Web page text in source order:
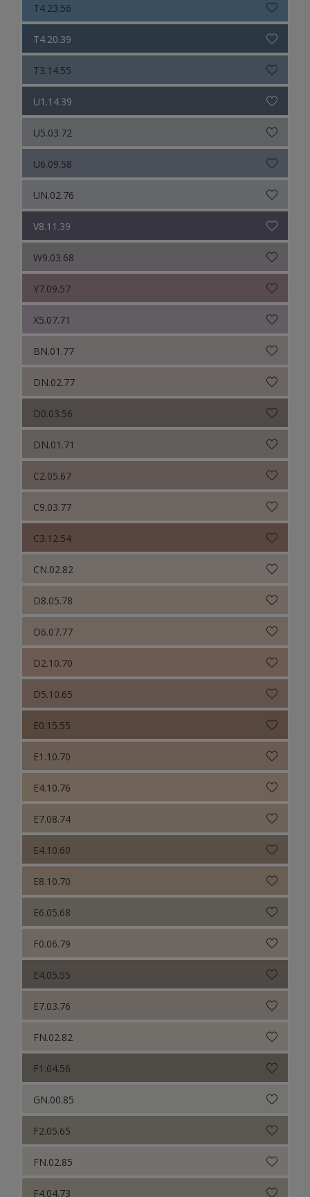
T4.23.56
T4.20.39
T3.14.55
U1.14.39
U5.03.72
U6.09.58
UN.02.76
V8.11.39
W9.03.68
Y7.09.57
X5.07.71
BN.01.77
DN.02.77
D0.03.56
DN.01.71
C2.05.67
C9.03.77
C3.12.54
CN.02.82
D8.05.78
D6.07.77
D2.10.70
D5.10.65
E0.15.55
E1.10.70
E4.10.76
E7.08.74
E4.10.60
E8.10.70
E6.05.68
F0.06.79
E4.05.55
E7.03.76
FN.02.82
F1.04.56
GN.00.85
F2.05.65
FN.02.85
F4.04.73